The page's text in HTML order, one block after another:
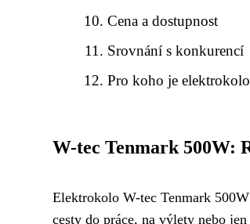
Cena a dostupnost
Srovnání s konkurencí
Pro koho je
W-tec Tenmark 500W:
Elektrokolo W-tec Tenmark
cesty do práce, na výlety nebo